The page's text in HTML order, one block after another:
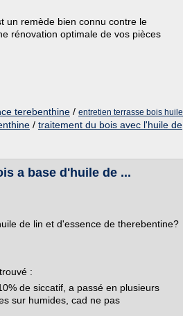
un remède bien connu contre le
rénovation optimale de vos pièces
terebenthine / entretien terrasse bois huile
/ traitement du bois avec l'huile de
a base d'huile de ...
de lin et d'essence de therebentine?
:
de siccatif, a passé en plusieurs
sur humides, cad ne pas